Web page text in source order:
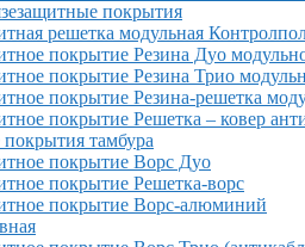
покрытия
решетка модульная
покрытие Резина Дуо
покрытие Резина Трио
покрытие Резина-решетка
покрытие Решетка – ковер
тамбура
покрытие Ворс Дуо
покрытие Решетка-ворс
покрытие Ворс-алюминий